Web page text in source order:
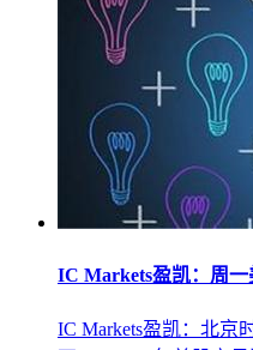
IC Markets盈凯：周
IC Markets盈凯：北京